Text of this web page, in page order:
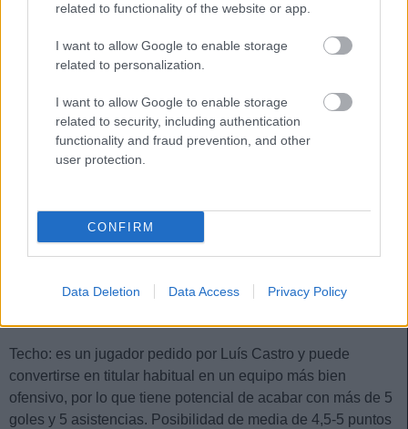
related to functionality of the website or app.
I want to allow Google to enable storage
related to personalization.
I want to allow Google to enable storage
related to security, including authentication
functionality and fraud prevention, and other
user protection.
CONFIRM
Data Deletion Data Access Privacy Policy
juego nato, por lo que podría tener buenos números en
pases clave y ocasiones generadas, lo que mejorará sus
La principal incógnita será su adaptación al ritmo y
exigencia de LaLiga. Pasar de la Ligue 2 al fútbol español
supone un salto importante y no todos los jugadores
embargo, si mantiene parte de la producción ofensiva
mostrada en Francia, podría convertirse en una de las
revelaciones del Levante y en una fuente interesante de
Techo: es un jugador pedido por Luís Castro y puede
convertirse en titular habitual en un equipo más bien
ofensivo, por lo que tiene potencial de acabar con más de 5
goles y 5 asistencias. Posibilidad de media de 4,5-5 puntos